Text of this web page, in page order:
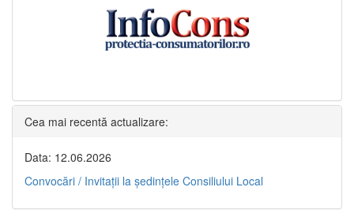
Cea mai recentă actualizare:
Data: 12.06.2026
Convocări / Invitaţii la şedinţele Consiliului Local